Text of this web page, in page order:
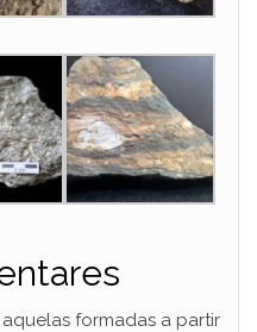
formadas a partir